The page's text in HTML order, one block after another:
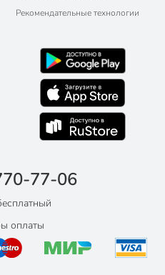
Рекомендательные технологии
77-06
оплаты